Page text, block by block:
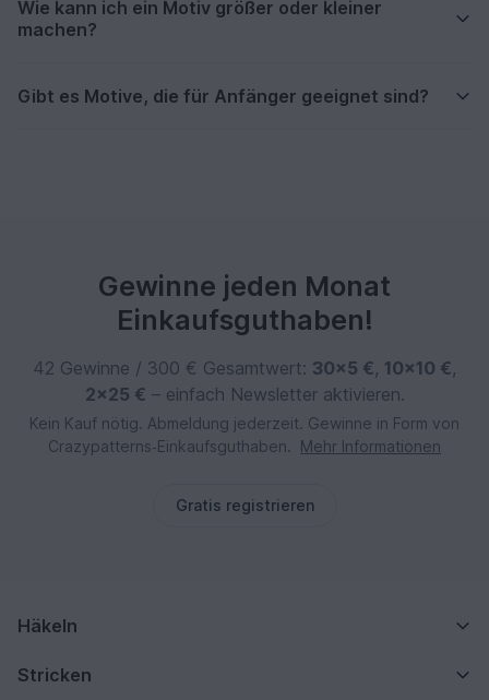
Wie kann ich ein Motiv größer oder kleiner
machen?
Gibt es Motive, die für Anfänger geeignet sind?
Gewinne jeden Monat
Einkaufsguthaben!
42 Gewinne / 300 € Gesamtwert: 30×5 €, 10×10 €,
2×25 € – einfach Newsletter aktivieren.
Kein Kauf nötig. Abmeldung jederzeit. Gewinne in Form von
Crazypatterns‑Einkaufsguthaben.
Mehr Informationen
Gratis registrieren
Häkeln
Stricken